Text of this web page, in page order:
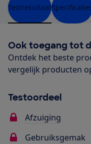
Testresultaat
Ook toegang tot
Ontdek het beste
vergelijk producten
Testoordeel
Afzuiging
Gebruiksgemak